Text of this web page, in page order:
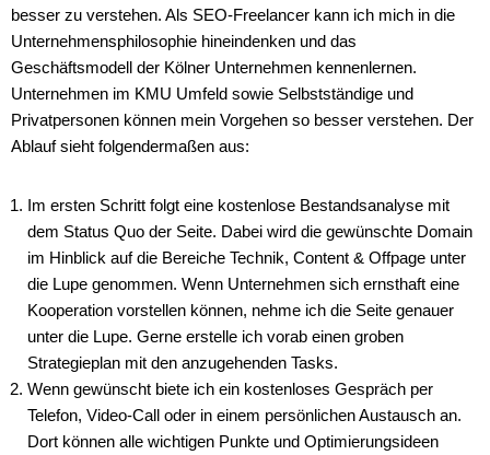
besser zu verstehen. Als SEO-Freelancer kann ich mich in die
Unternehmensphilosophie hineindenken und das
Geschäftsmodell der Kölner Unternehmen kennenlernen.
Unternehmen im KMU Umfeld sowie Selbstständige und
Privatpersonen können mein Vorgehen so besser verstehen. Der
Ablauf sieht folgendermaßen aus:
Im ersten Schritt folgt eine kostenlose Bestandsanalyse mit
dem Status Quo der Seite. Dabei wird die gewünschte Domain
im Hinblick auf die Bereiche Technik, Content & Offpage unter
die Lupe genommen. Wenn Unternehmen sich ernsthaft eine
Kooperation vorstellen können, nehme ich die Seite genauer
unter die Lupe. Gerne erstelle ich vorab einen groben
Strategieplan mit den anzugehenden Tasks.
Wenn gewünscht biete ich ein kostenloses Gespräch per
Telefon, Video-Call oder in einem persönlichen Austausch an.
Dort können alle wichtigen Punkte und Optimierungsideen